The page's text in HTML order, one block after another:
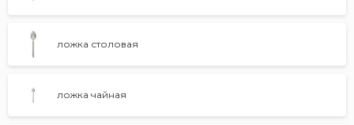
ложка столовая
ложка чайная